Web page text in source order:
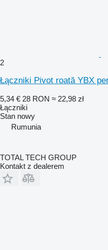
2
Łączniki Pivot roată YBX
5,34 € 28 RON ≈ 22,98 zł
Łączniki
Stan nowy
Rumunia
TOTAL TECH GROUP
Kontakt z dealerem